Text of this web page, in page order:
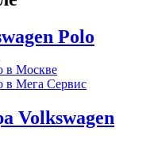
Polo
Volkswagen